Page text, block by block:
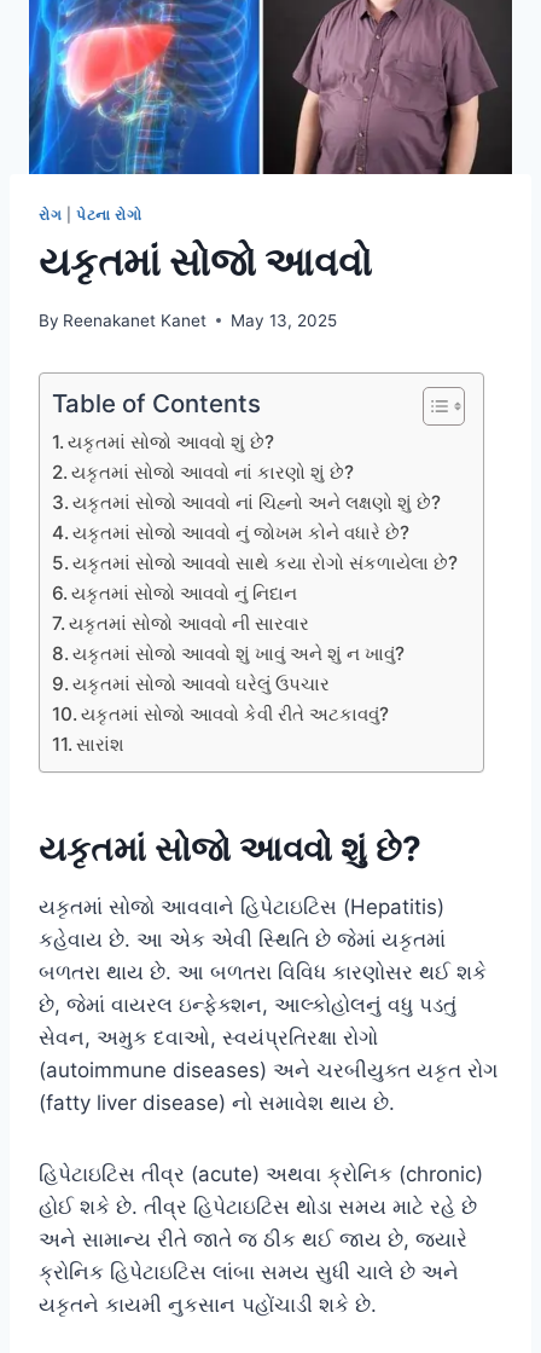
રોગ પેટના રોગો
યકૃતમાં સોજો આવવો
By Reenakanet Kanet May 13, 2025
Table of Contents
યકૃતમાં સોજો આવવો શું છે?
યકૃતમાં સોજો આવવો નાં કારણો શું છે?
યકૃતમાં સોજો આવવો નાં ચિહ્નો અને લક્ષણો શું છે?
યકૃતમાં સોજો આવવો નું જોખમ કોને વધારે છે?
યકૃતમાં સોજો આવવો સાથે કયા રોગો સંકળાયેલા છે?
યકૃતમાં સોજો આવવો નું નિદાન
યકૃતમાં સોજો આવવો ની સારવાર
યકૃતમાં સોજો આવવો શું ખાવું અને શું ન ખાવું?
યકૃતમાં સોજો આવવો ઘરેલું ઉપચાર
યકૃતમાં સોજો આવવો કેવી રીતે અટકાવવું?
સારાંશ
યકૃતમાં સોજો આવવો શું છે?
યકૃતમાં સોજો આવવાને હિપેટાઇટિસ (Hepatitis)
કહેવાય છે. આ એક એવી સ્થિતિ છે જેમાં યકૃતમાં
બળતરા થાય છે. આ બળતરા વિવિધ કારણોસર થઈ શકે
છે, જેમાં વાયરલ ઇન્ફેક્શન, આલ્કોહોલનું વધુ પડતું
સેવન, અમુક દવાઓ, સ્વયંપ્રતિરક્ષા રોગો
(autoimmune diseases) અને ચરબીયુક્ત યકૃત રોગ
(fatty liver disease) નો સમાવેશ થાય છે.
હિપેટાઇટિસ તીવ્ર (acute) અથવા ક્રોનિક (chronic)
હોઈ શકે છે. તીવ્ર હિપેટાઇટિસ થોડા સમય માટે રહે છે
અને સામાન્ય રીતે જાતે જ ઠીક થઈ જાય છે, જ્યારે
ક્રોનિક હિપેટાઇટિસ લાંબા સમય સુધી ચાલે છે અને
યકૃતને કાયમી નુકસાન પહોંચાડી શકે છે.